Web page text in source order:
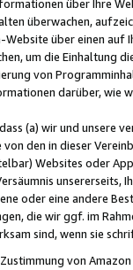
über Ihre
überwachen,
über einen
um die Einhaltung
von
darüber, wie
(a) wir und
den in dieser
Websites oder
unsererseits,
oder eine andere
die wir ggf. im
sind, wenn sie
von